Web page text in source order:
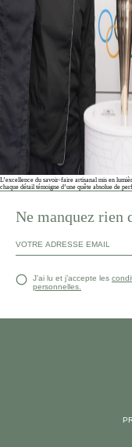
L’excellence du savoir-faire artisanal mis en
chaque détail témoigne d’une quête absolue de
Ne manquez rien
J’ai lu et j’accepte les
personnelles.